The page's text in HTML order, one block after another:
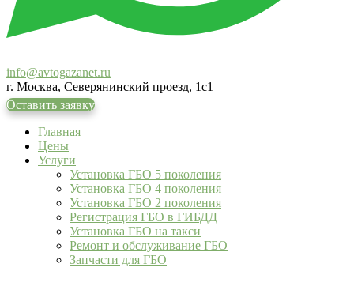
info@avtogazanet.ru
г. Москва, Северянинский проезд, 1с1
Оставить заявку
Главная
Цены
Услуги
Установка ГБО 5 поколения
Установка ГБО 4 поколения
Установка ГБО 2 поколения
Регистрация ГБО в ГИБДД
Установка ГБО на такси
Ремонт и обслуживание ГБО
Запчасти для ГБО